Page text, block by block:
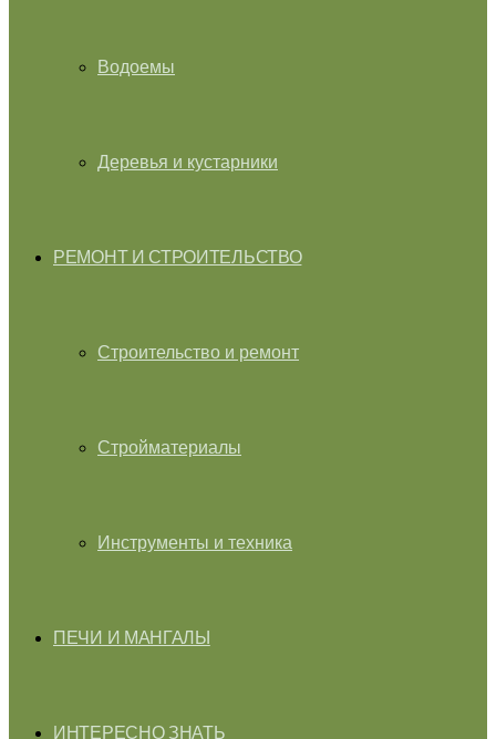
Водоемы
Деревья и кустарники
РЕМОНТ И СТРОИТЕЛЬСТВО
Строительство и ремонт
Стройматериалы
Инструменты и техника
ПЕЧИ И МАНГАЛЫ
ИНТЕРЕСНО ЗНАТЬ